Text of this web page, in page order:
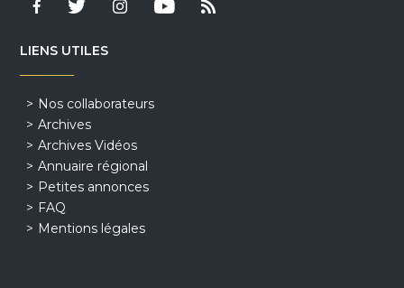
LIENS UTILES
Nos collaborateurs
Archives
Archives Vidéos
Annuaire régional
Petites annonces
FAQ
Mentions légales